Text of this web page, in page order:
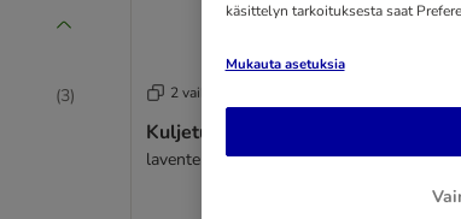
(3) 2 vaihtoehtoa
Kuljetuslaukku
laventeli, P 54 x L 27 x K 30 cm
käsittelyn tarkoituksesta saat
Mukauta asetuksia